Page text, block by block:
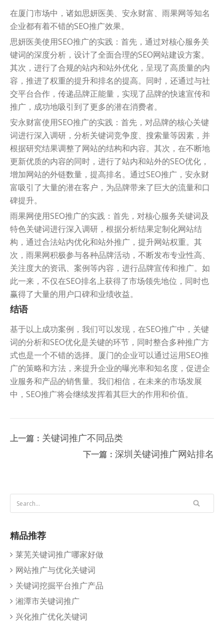
在厦门市场中，诸如思妍医美、安永财富、雨果网等知名
企业都有着不错的SEO推广效果。
思妍医美使用SEO推广的实践：首先，通过对核心服务关
键词的深度分析，设计了全面合理的SEO网站建设方案。
其次，进行了合规的站内和站外优化，呈现了高质量的内
容，推进了权重的提升和排名的提高。同时，还通过与社
交平台合作，传递品牌正能量，实现了品牌的快速宣传和
推广，成功地吸引到了更多的潜在消费者。
安永财富使用SEO推广的实践：首先，对品牌的核心关键
词进行深入调研，分析关键词竞争度、搜索量等因素，并
根据研究结果调整了网站的结构和内容。其次，在不断地
更新优质的内容的同时，进行了站内和站外的SEO优化，
增加网站的外链数量，提高排名。通过SEO推广，安永财
富吸引了大量的潜在客户，为品牌带来了巨大的流量和口
碑提升。
雨果网使用SEO推广的实践：首先，对核心服务关键词及
特色关键词进行深入调研，根据分析结果定制化网站结
构，通过合法站内优化和站外推广，提升网站权重。其
次，雨果网积极参与各种品牌活动，不断发布专业性高、
关注度大的资讯、案例等内容，进行品牌宣传和推广。如
此一来，不仅在SEO排名上获得了市场领先地位，同时也
赢得了大量的用户口碑和业绩收益。
结语
基于以上成功案例，我们可以发现，在SEO推广中，关键
词的分析和SEO优化是关键的环节，同时整合多种推广方
式也是一个不错的选择。厦门的企业可以通过运用SEO推
广的策略和方法，来提升企业的曝光率和知名度，促进企
业服务和产品的销售量。我们相信，在未来的市场发展
中，SEO推广将会继续发挥着其巨大的作用和价值。
上一篇： 关键词推广不同品类
下一篇： 深圳关键词推广网站排名
精品推荐
莱芜关键词推广哪家好做
网站推广与优化关键词
关键词挖掘平台推广产品
湘潭市关键词推广
兴化推广优化关键词